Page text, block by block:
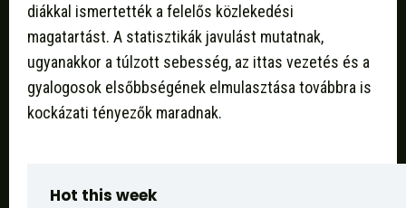
diákkal ismertették a felelős közlekedési
magatartást. A statisztikák javulást mutatnak,
ugyanakkor a túlzott sebesség, az ittas vezetés és a
gyalogosok elsőbbségének elmulasztása továbbra is
kockázati tényezők maradnak.
Hot this week